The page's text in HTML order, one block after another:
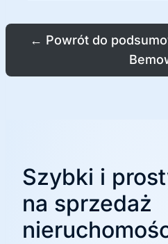
← Powrót do
Szybki i
na sprzedaż